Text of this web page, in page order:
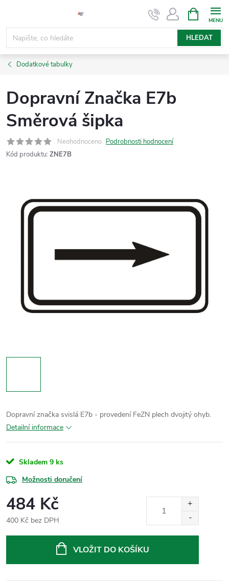
obsah
HLEDAT
NÁKUPNÍ
KOŠÍK
Dodatkové tabulky
Dopravní Značka E7b
Směrová šipka
Neohodnoceno Podrobnosti hodnocení
Kód produktu: ZNE7B
Dopravní značka svislá E7b - provedení FeZN plech dvojitý ohyb.
Detailní informace
Skladem 9 ks
Možnosti doručení
484 Kč
400 Kč bez DPH
VLOŽIT DO KOŠÍKU